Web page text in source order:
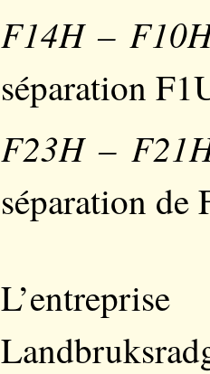
F14H –
séparation
F23H –
séparation de